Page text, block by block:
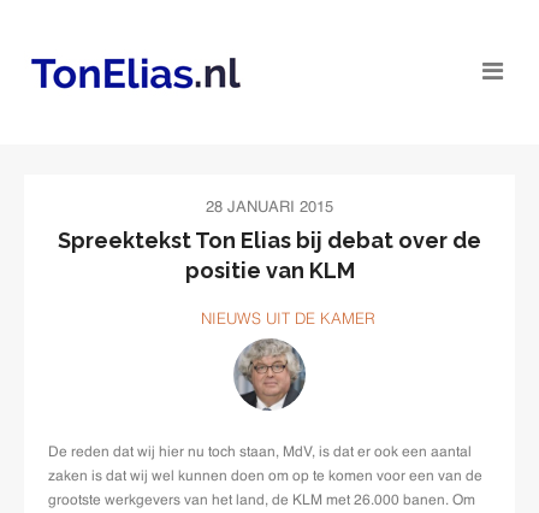
28 JANUARI 2015
Spreektekst Ton Elias bij debat over de
positie van KLM
NIEUWS UIT DE KAMER
De reden dat wij hier nu toch staan, MdV, is dat er ook een aantal
zaken is dat wij wel kunnen doen om op te komen voor een van de
grootste werkgevers van het land, de KLM met 26.000 banen. Om